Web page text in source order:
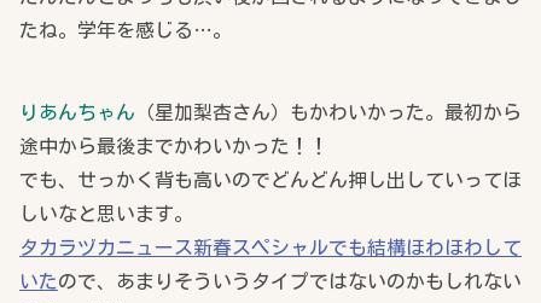
たね。学年を感じる…。
りあんちゃん （星加梨杏さん）もかわいかった。最初から
途中から最後までかわいかった！！
でも、せっかく背も高いのでどんどん押し出していってほ
しいなと思います。
タカラヅカニュース新春スペシャルでも結構ほわほわして
いたので、あまりそういうタイプではないのかもしれない